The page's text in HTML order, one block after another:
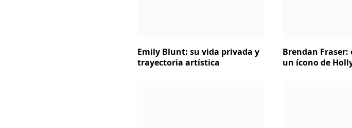
Emily Blunt: su vida privada y
trayectoria artística
Brendan Fraser:
un ícono de